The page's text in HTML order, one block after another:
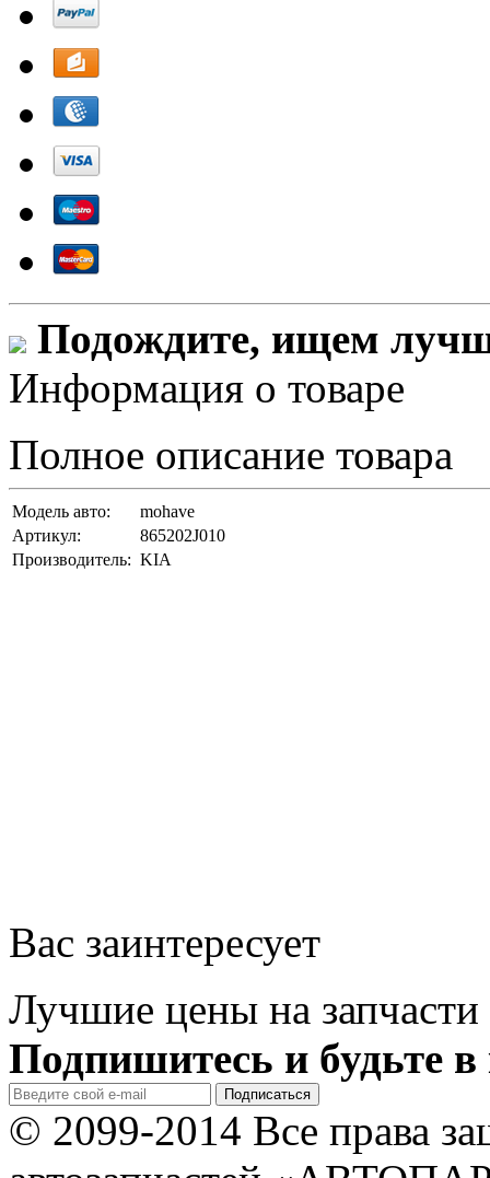
Подождите, ищем
Информация о товаре
Полное описание товара
Модель авто:
mohave
Артикул:
865202J010
Производитель: KIA
Вас заинтересует
Лучшие цены на запчасти
Подпишитесь и будьте в
© 2099-2014 Все права